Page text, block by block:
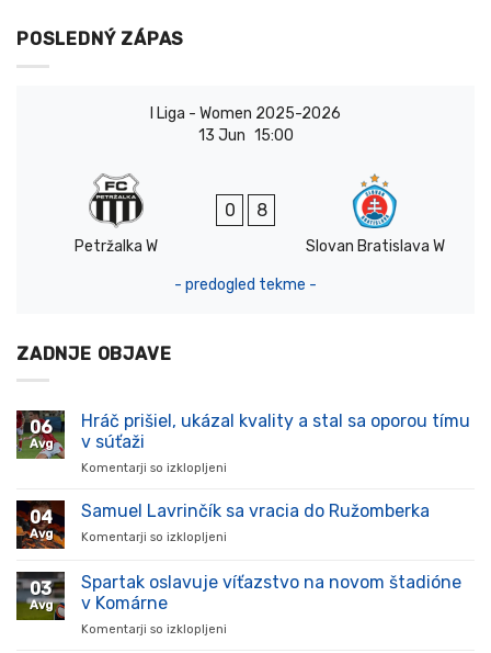
POSLEDNÝ ZÁPAS
I Liga - Women 2025-2026
13 Jun 15:00
Petržalka W
0 8
Slovan Bratislava W
- predogled tekme -
ZADNJE OBJAVE
06
Avg
Hráč prišiel, ukázal kvality a stal sa oporou tímu
v súťaži
Komentarji so izklopljeni
prišiel,
stal
04
Avg
Samuel Lavrinčík sa vracia do Ružomberka
Komentarji so izklopljeni
Lavrinčík
03
Avg
Spartak oslavuje víťazstvo na novom štadióne
v Komárne
Komentarji so izklopljeni